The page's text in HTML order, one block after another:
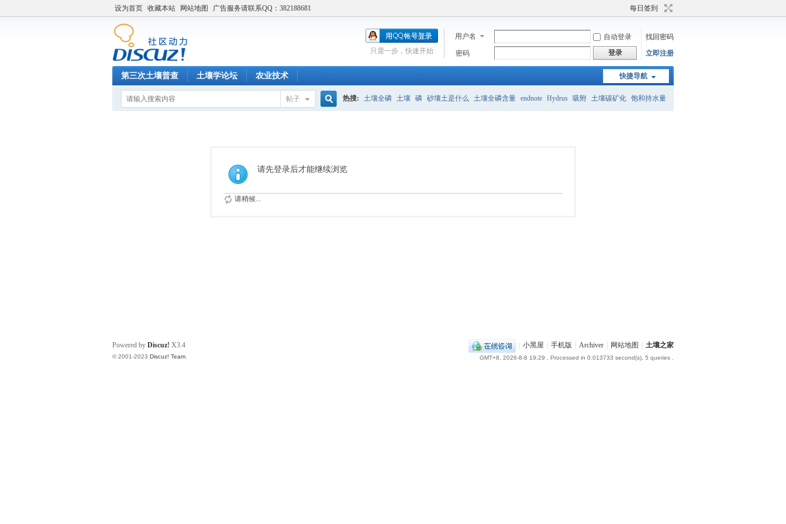
设为首页 收藏本站 网站地图 广告服务请联系QQ：382188681 每日签到
用户名 自动登录
找回密码
密码
登录 立即注册
只需一步，快速开始
快捷导航
第三次土壤普查 土壤学论坛 农业技术
帖子
索
热搜: 土壤全磷 土壤 磷 砂壤土是什么 土壤全磷含量 endnote Hydrus 吸附 土壤碳矿化 饱和持水量
请先登录后才能继续浏览
请稍候...
小黑屋 手机版 Archiver 网站地图 土壤之家
GMT+8, 2026-8-8 19:29 , Processed in 0.013733 second(s), 5 queries .
Powered by Discuz! X3.4
© 2001-2023 Discuz! Team